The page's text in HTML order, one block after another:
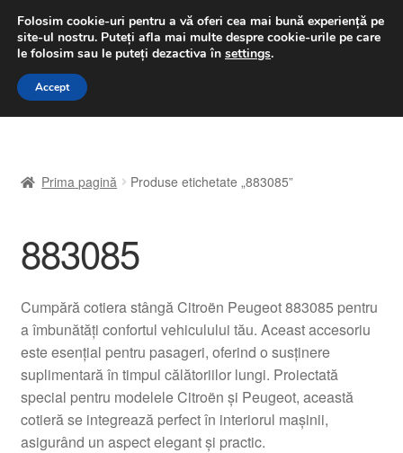
LIVRARE de la 33 lei
luni-vineri 9 a.m. - 4 p.m.031 229 6816
Sari
Sari
A lua legatura
Contul meu
Despre noi
Finalizare comandă
Livrare
Prima pagină Produse etichetate „883085”
883085
Cumpără cotiera stângă Citroën Peugeot 883085 pentru
a îmbunătăți confortul vehiculului tău. Aceast accesoriu
este esențial pentru pasageri, oferind o susținere
suplimentară în timpul călătoriilor lungi. Proiectată
special pentru modelele Citroën și Peugeot, această
cotieră se integrează perfect în interiorul mașinii,
asigurând un aspect elegant și practic.
Folosim cookie-uri pentru a vă oferi cea mai bună experiență pe
site-ul nostru. Puteți afla mai multe despre cookie-urile pe care
le folosim sau le puteți dezactiva în settings.
Accept